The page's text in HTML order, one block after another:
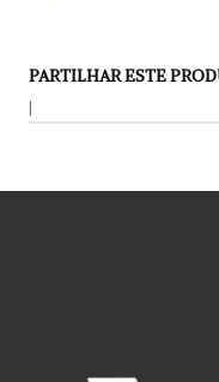
PARTILHAR ESTE
|